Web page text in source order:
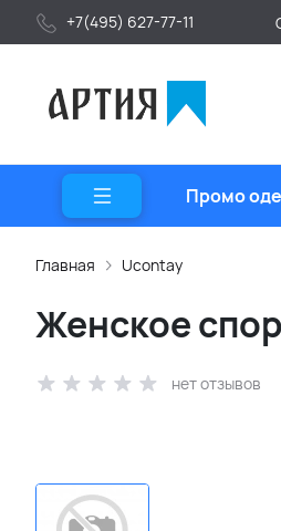
+7(495) 627-77-11
Промо
Главная Ucontay
Женское
нет отзывов